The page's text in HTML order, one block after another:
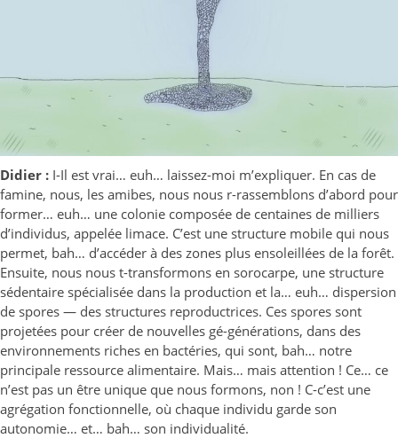
Didier : I-Il est vrai… euh… laissez-moi m’expliquer. En cas de
famine, nous, les amibes, nous nous r-rassemblons d’abord pour
former… euh… une colonie composée de centaines de milliers
d’individus, appelée limace. C’est une structure mobile qui nous
permet, bah… d’accéder à des zones plus ensoleillées de la forêt.
Ensuite, nous nous t-transformons en sorocarpe, une structure
sédentaire spécialisée dans la production et la… euh… dispersion
de spores — des structures reproductrices. Ces spores sont
projetées pour créer de nouvelles gé-générations, dans des
environnements riches en bactéries, qui sont, bah… notre
principale ressource alimentaire. Mais… mais attention ! Ce… ce
n’est pas un être unique que nous formons, non ! C-c’est une
agrégation fonctionnelle, où chaque individu garde son
autonomie… et… bah… son individualité.